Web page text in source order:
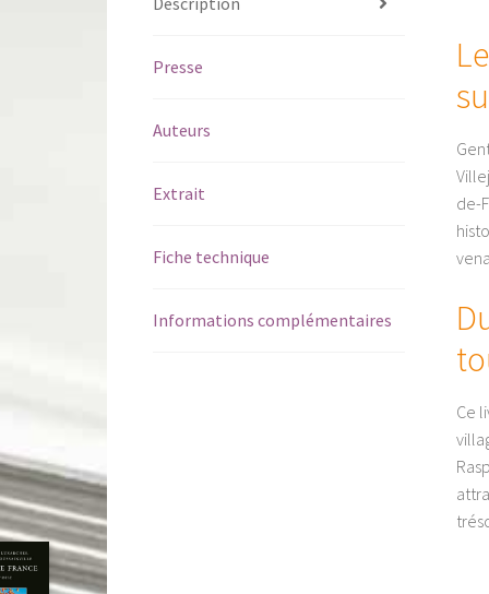
Presse
Auteurs
Extrait
Fiche technique
Informations complémentaires
de-
Ce